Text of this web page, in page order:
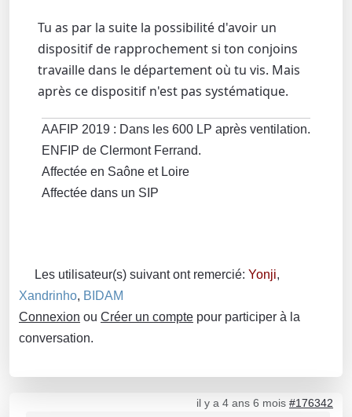
Tu as par la suite la possibilité d'avoir un
dispositif de rapprochement si ton conjoins
travaille dans le département où tu vis. Mais
après ce dispositif n'est pas systématique.
AAFIP 2019 : Dans les 600 LP après ventilation.
ENFIP de Clermont Ferrand.
Affectée en Saône et Loire
Affectée dans un SIP
Les utilisateur(s) suivant ont remercié: Yonji,
Xandrinho, BIDAM
Connexion ou Créer un compte pour participer à la
conversation.
il y a 4 ans 6 mois #176342